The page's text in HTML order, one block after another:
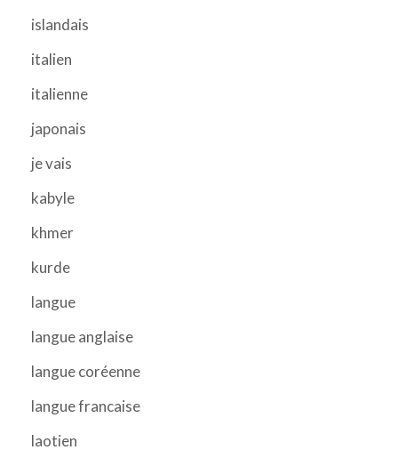
islandais
italien
italienne
japonais
je vais
kabyle
khmer
kurde
langue
langue anglaise
langue coréenne
langue francaise
laotien